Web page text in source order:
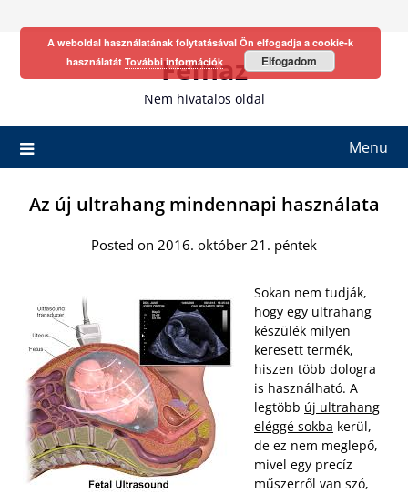
Fefhaz
Nem hivatalos oldal
Menu
Az új ultrahang mindennapi használata
Posted on 2016. október 21. péntek
Sokan nem tudják,
hogy egy ultrahang
készülék milyen
keresett termék,
hiszen több dologra
is használható. A
legtöbb új ultrahang
eléggé sokba kerül,
de ez nem meglepő,
mivel egy precíz
műszerről van szó,
A weboldal használatának folytatásával Ön elfogadja a cookie-k
használatát További információk Elfogadom